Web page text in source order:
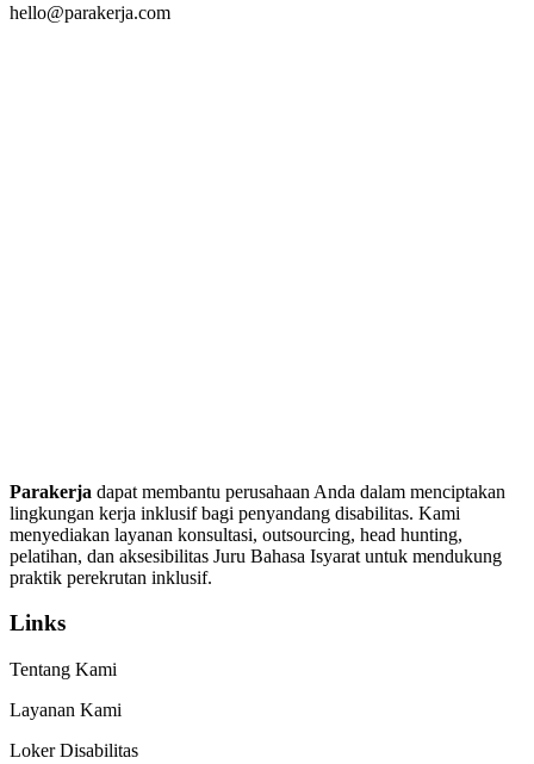
hello@parakerja.com
Parakerja dapat membantu perusahaan Anda dalam menciptakan
lingkungan kerja inklusif bagi penyandang disabilitas. Kami
menyediakan layanan konsultasi, outsourcing, head hunting,
pelatihan, dan aksesibilitas Juru Bahasa Isyarat untuk mendukung
praktik perekrutan inklusif.
Links
Tentang Kami
Layanan Kami
Loker Disabilitas